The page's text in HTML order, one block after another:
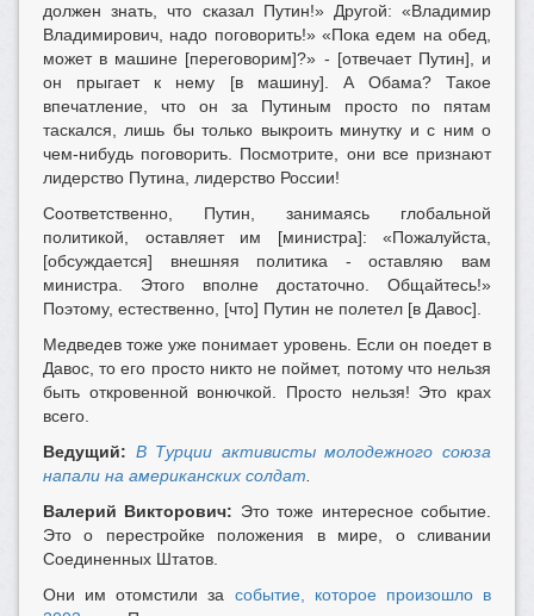
должен знать, что сказал Путин!» Другой: «Владимир
Владимирович, надо поговорить!» «Пока едем на обед,
может в машине [переговорим]?» - [отвечает Путин], и
он прыгает к нему [в машину]. А Обама? Такое
впечатление, что он за Путиным просто по пятам
таскался, лишь бы только выкроить минутку и с ним о
чем-нибудь поговорить. Посмотрите, они все признают
лидерство Путина, лидерство России!
Соответственно, Путин, занимаясь глобальной
политикой, оставляет им [министра]: «Пожалуйста,
[обсуждается] внешняя политика - оставляю вам
министра. Этого вполне достаточно. Общайтесь!»
Поэтому, естественно, [что] Путин не полетел [в Давос].
Медведев тоже уже понимает уровень. Если он поедет в
Давос, то его просто никто не поймет, потому что нельзя
быть откровенной вонючкой. Просто нельзя! Это крах
всего.
Ведущий: В Турции активисты молодежного союза
напали на американских солдат
Валерий Викторович: Это тоже интересное событие.
Это о перестройке положения в мире, о сливании
Соединенных Штатов.
Они им отомстили за событие, которое произошло в